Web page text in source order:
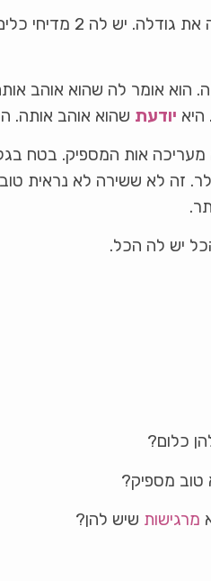
השכנה שלה שיפצה את
הוא אומר לה שהוא אוהב
היא יודעת שהוא אוהב אותה.
אות המספיק. בטח
יש לה הכל.
כלום?
טוב מספיק?
מרגישות שיש להן?